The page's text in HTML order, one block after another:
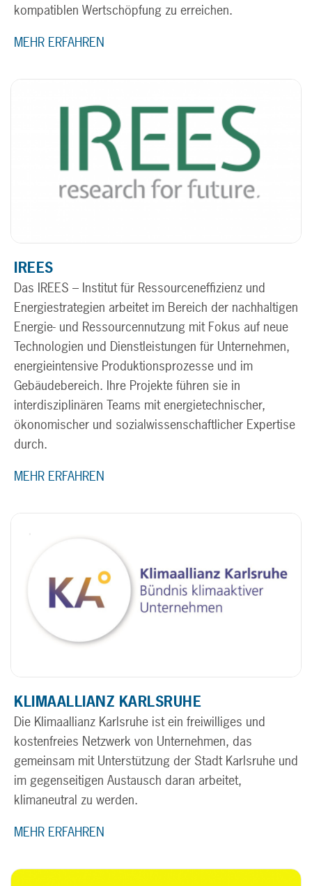
kompatiblen Wertschöpfung zu erreichen.
MEHR ERFAHREN
IREES
Das IREES – Institut für Ressourceneffizienz und
Energiestrategien arbeitet im Bereich der nachhaltigen
Energie- und Ressourcennutzung mit Fokus auf neue
Technologien und Dienstleistungen für Unternehmen,
energieintensive Produktionsprozesse und im
Gebäudebereich. Ihre Projekte führen sie in
interdisziplinären Teams mit energietechnischer,
ökonomischer und sozialwissenschaftlicher Expertise
durch.
MEHR ERFAHREN
KLIMAALLIANZ KARLSRUHE
Die Klimaallianz Karlsruhe ist ein freiwilliges und
kostenfreies Netzwerk von Unternehmen, das
gemeinsam mit Unterstützung der Stadt Karlsruhe und
im gegenseitigen Austausch daran arbeitet,
klimaneutral zu werden.
MEHR ERFAHREN